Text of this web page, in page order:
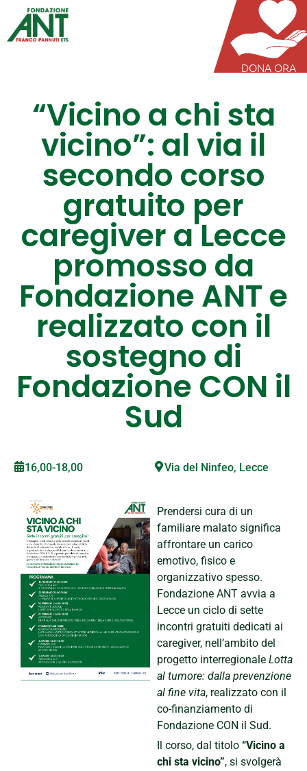
DONA ORA
“Vicino a chi sta
vicino”: al via il
secondo corso
gratuito per
caregiver a Lecce
promosso da
Fondazione ANT e
realizzato con il
sostegno di
Fondazione CON il
Sud
16,00-18,00 Via del Ninfeo, Lecce
Prendersi cura di un
familiare malato significa
affrontare un carico
emotivo, fisico e
organizzativo spesso.
Fondazione ANT avvia a
Lecce un ciclo di sette
incontri gratuiti dedicati ai
caregiver, nell’ambito del
progetto interregionaleLotta
al tumore: dalla prevenzione
al fine vita, realizzato con il
co-finanziamento di
Fondazione CON il Sud.
Il corso, dal titolo“Vicino a
chi sta vicino”, si svolgerà